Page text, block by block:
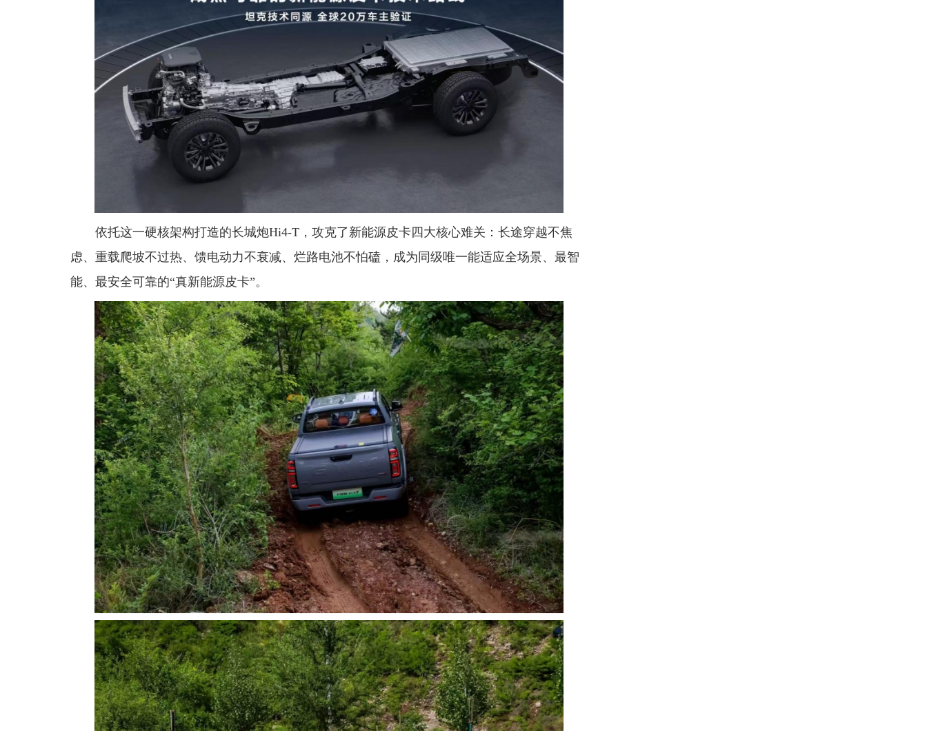
依托这一硬核架构打造的长城炮Hi4-T，攻克了新能源皮卡四大核心难关：长途穿越不焦
虑、重载爬坡不过热、馈电动力不衰减、烂路电池不怕磕，成为同级唯一能适应全场景、最智
能、最安全可靠的“真新能源皮卡”。